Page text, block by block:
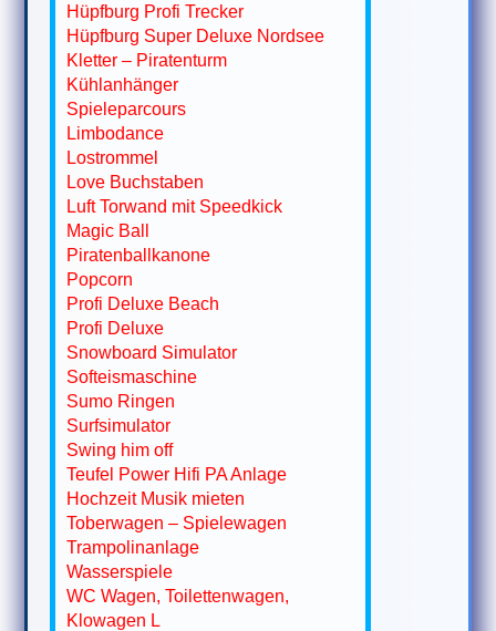
Hüpfburg Profi Trecker
Hüpfburg Super Deluxe Nordsee
Kletter – Piratenturm
Kühlanhänger
Spieleparcours
Limbodance
Lostrommel
Love Buchstaben
Luft Torwand mit Speedkick
Magic Ball
Piratenballkanone
Popcorn
Profi Deluxe Beach
Profi Deluxe
Snowboard Simulator
Softeismaschine
Sumo Ringen
Surfsimulator
Swing him off
Teufel Power Hifi PA Anlage
Hochzeit Musik mieten
Toberwagen – Spielewagen
Trampolinanlage
Wasserspiele
WC Wagen, Toilettenwagen,
Klowagen L